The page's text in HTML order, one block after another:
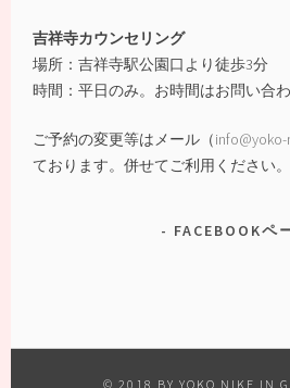
吉祥寺カウンセリング
場所：吉祥寺駅公園口より徒歩3分
時間：平日のみ。お時間はお問い合
ご予約の変更等はメール（
ております。併せてご利用ください。
FACEBOOKペ
© 2018 BY YOKO NIKE IN